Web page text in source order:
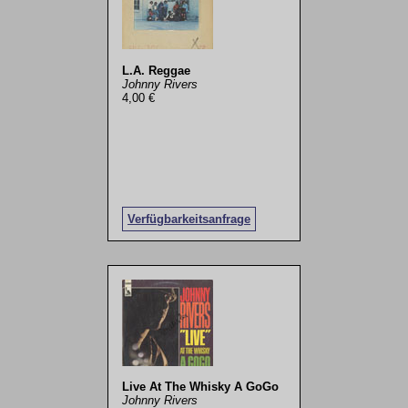
L.A. Reggae
Johnny Rivers
4,00 €
Verfügbarkeitsanfrage
Live At The Whisky A GoGo
Johnny Rivers